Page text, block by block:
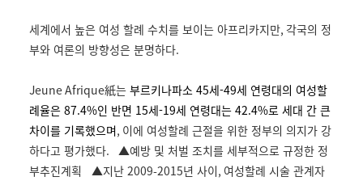
세계에서 높은 여성 할례 수치를 보이는 아프리카지만, 각국의 정
부와 여론의 방향성은 분명하다.
Jeune Afrique紙는 부르키나파소 45세-49세 연령대의 여성할
례율은 87.4%인 반면 15세-19세 연령대는 42.4%로 세대 간 큰
차이를 기록했으며, 이에 여성할례 근절을 위한 정부의 의지가 강
하다고 평가했다. ▲예방 및 처벌 조치를 세부적으로 규정한 정
부추진계획 ▲지난 2009-2015년 사이, 여성할례 시술 관계자